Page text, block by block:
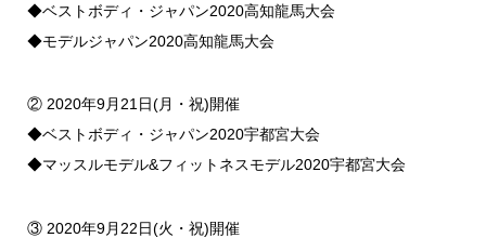
◆ベストボディ・ジャパン2020高知龍馬大会
◆モデルジャパン2020高知龍馬大会
② 2020年9月21日(月・祝)開催
◆ベストボディ・ジャパン2020宇都宮大会
◆マッスルモデル&フィットネスモデル2020宇都宮大会
③ 2020年9月22日(火・祝)開催